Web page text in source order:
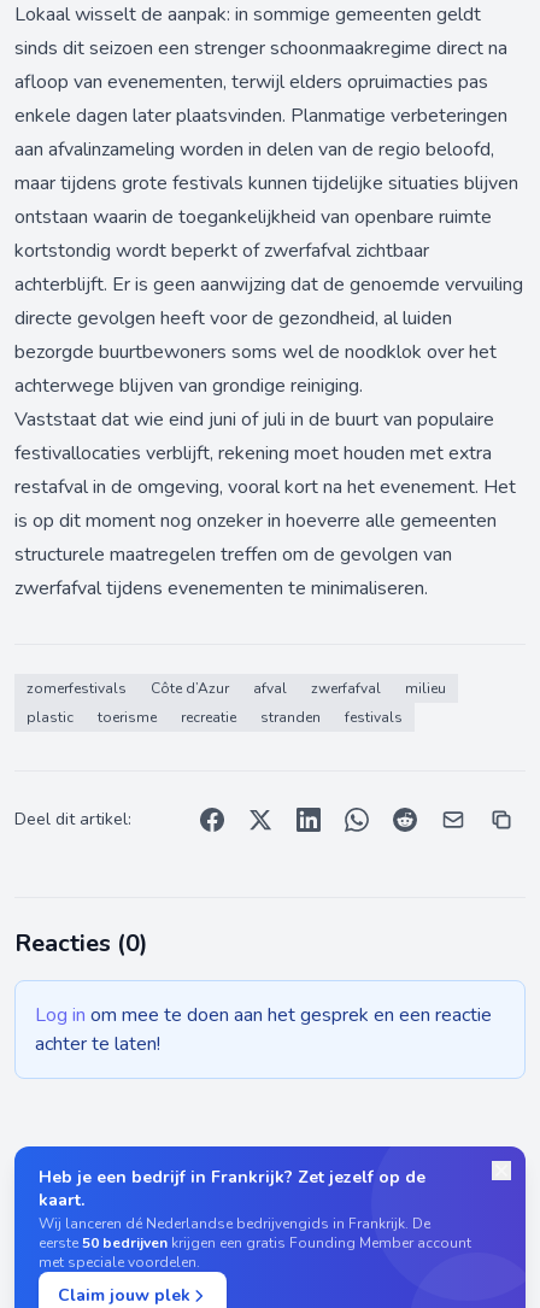
Lokaal wisselt de aanpak: in sommige gemeenten geldt
sinds dit seizoen een strenger schoonmaakregime direct na
afloop van evenementen, terwijl elders opruimacties pas
enkele dagen later plaatsvinden. Planmatige verbeteringen
aan afvalinzameling worden in delen van de regio beloofd,
maar tijdens grote festivals kunnen tijdelijke situaties blijven
ontstaan waarin de toegankelijkheid van openbare ruimte
kortstondig wordt beperkt of zwerfafval zichtbaar
achterblijft. Er is geen aanwijzing dat de genoemde vervuiling
directe gevolgen heeft voor de gezondheid, al luiden
bezorgde buurtbewoners soms wel de noodklok over het
achterwege blijven van grondige reiniging.
Vaststaat dat wie eind juni of juli in de buurt van populaire
festivallocaties verblijft, rekening moet houden met extra
restafval in de omgeving, vooral kort na het evenement. Het
is op dit moment nog onzeker in hoeverre alle gemeenten
structurele maatregelen treffen om de gevolgen van
zwerfafval tijdens evenementen te minimaliseren.
zomerfestivals Côte d’Azur afval zwerfafval
milieu
plastic
toerisme recreatie stranden festivals
Deel dit artikel:
Reacties (0)
Log in om mee te doen aan het gesprek en een reactie
achter te laten!
Heb je een bedrijf in Frankrijk? Zet jezelf op de
kaart.
Wij lanceren dé Nederlandse bedrijvengids in Frankrijk. De
eerste50 bedrijven krijgen een gratis Founding Member account
met speciale voordelen.
Claim jouw plek